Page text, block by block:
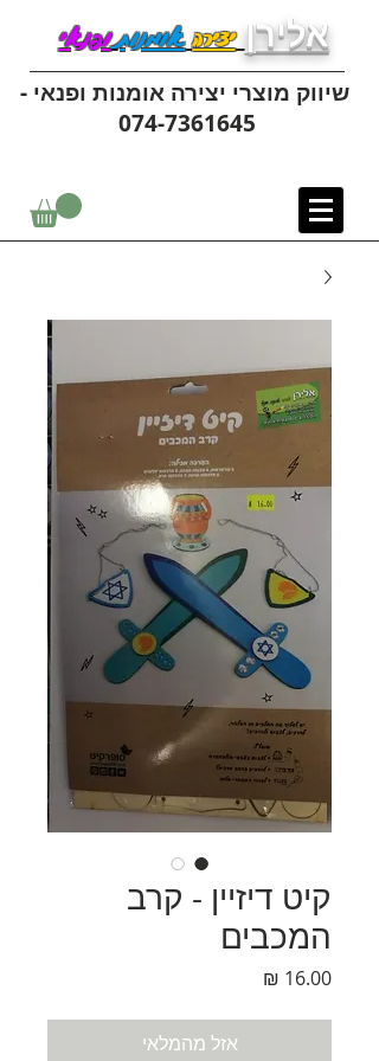
אלירן יצירהאומנותופנאי
שיווק מוצרי יצירה אומנות ופנאי -
074-7361645
קיט דיזיין - קרב
המכבים
אזל מהמלאי